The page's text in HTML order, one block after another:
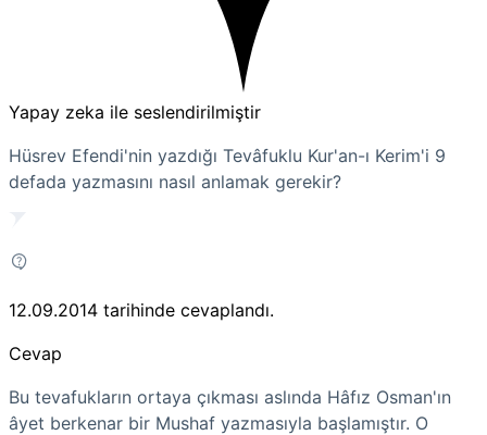
Yapay zeka ile seslendirilmiştir
Hüsrev Efendi'nin yazdığı Tevâfuklu Kur'an-ı Kerim'i 9
defada yazmasını nasıl anlamak gerekir?
12.09.2014 tarihinde cevaplandı.
Cevap
Bu tevafukların ortaya çıkması aslında Hâfız Osman'ın
âyet berkenar bir Mushaf yazmasıyla başlamıştır. O